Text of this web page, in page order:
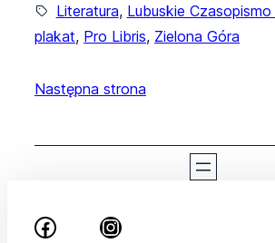
Literatura, Lubuskie
plakat, Pro Libris, Zielona Góra
Następna strona